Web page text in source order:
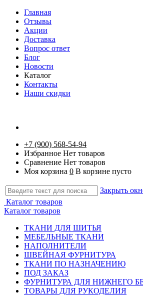
Главная
Отзывы
Акции
Доставка
Вопрос ответ
Блог
Новости
Каталог
Контакты
Наши скидки
+7 (900) 568-54-94
Избранное Нет товаров
Сравнение Нет товаров
Моя корзина 0 В корзине пусто
Закрыть
Каталог товаров
Каталог товаров
ТКАНИ ДЛЯ ШИТЬЯ
МЕБЕЛЬНЫЕ ТКАНИ
НАПОЛНИТЕЛИ
ШВЕЙНАЯ ФУРНИТУРА
ТКАНИ ПО НАЗНАЧЕНИЮ
ПОД ЗАКАЗ
ФУРНИТУРА ДЛЯ НИЖНЕГО
ТОВАРЫ ДЛЯ РУКОДЕЛИЯ